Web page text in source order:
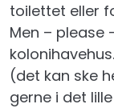
Privat
Gus
Blog
toilettet eller
Men – please
(det kan ske
gerne i det